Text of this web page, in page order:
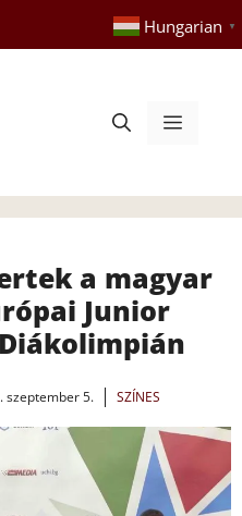
Hungarian ▼
Menü
a magyar
Junior
szeptember 5. SZÍNES